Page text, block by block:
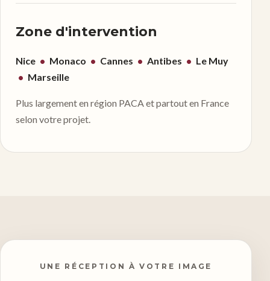
Zone d'intervention
Nice • Monaco • Cannes • Antibes • Le Muy
• Marseille
Plus largement en région PACA et partout en France
selon votre projet.
UNE RÉCEPTION À VOTRE IMAGE